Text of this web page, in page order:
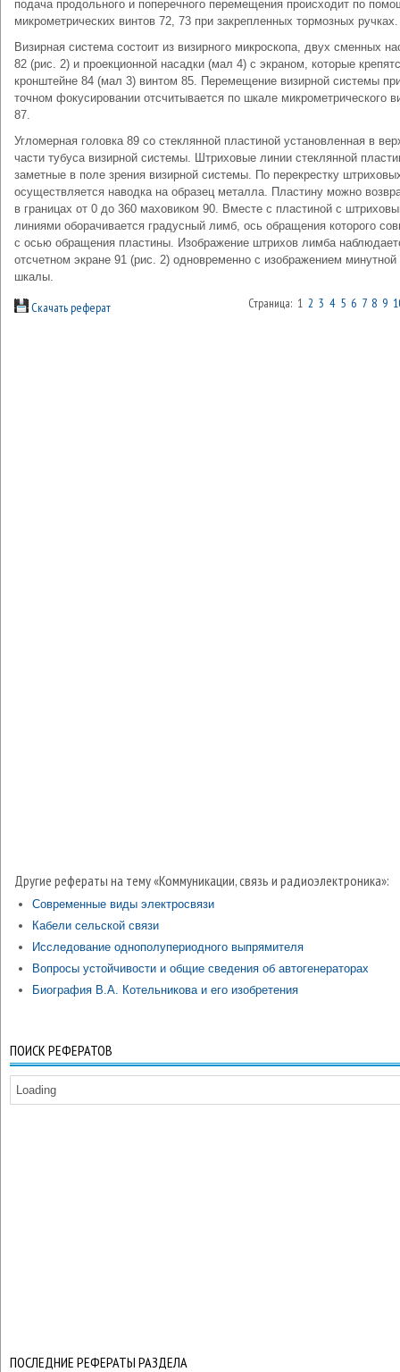
подача продольного и поперечного перемещения происходит по
микрометрических винтов 72, 73 при закрепленных тормозных ручках.
Визирная система состоит из визирного микроскопа, двух сменных
82 (рис. 2) и проекционной насадки (мал 4) с экраном, которые
кронштейне 84 (мал 3) винтом 85. Перемещение визирной системы
точном фокусировании отсчитывается по шкале микрометрического
87.
Угломерная головка 89 со стеклянной пластиной установленная в
части тубуса визирной системы. Штриховые линии стеклянной
заметные в поле зрения визирной системы. По перекрестку
осуществляется наводка на образец металла. Пластину можно
в границах от 0 до 360 маховиком 90. Вместе с пластиной с
линиями оборачивается градусный лимб, ось обращения которого
с осью обращения пластины. Изображение штрихов лимба
отсчетном экране 91 (рис. 2) одновременно с изображением минутной
шкалы.
Скачать реферат Страница: 1 2 3 4 5 6 7 8 9
Другие рефераты на тему «Коммуникации, связь и радиоэлектроника»:
Современные виды электросвязи
Кабели сельской связи
Исследование однополупериодного выпрямителя
Вопросы устойчивости и общие сведения об автогенераторах
Биография В.А. Котельникова и его изобретения
ПОИСК РЕФЕРАТОВ
Loading
ПОСЛЕДНИЕ РЕФЕРАТЫ РАЗДЕЛА